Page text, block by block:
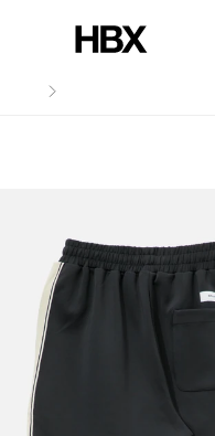
文章